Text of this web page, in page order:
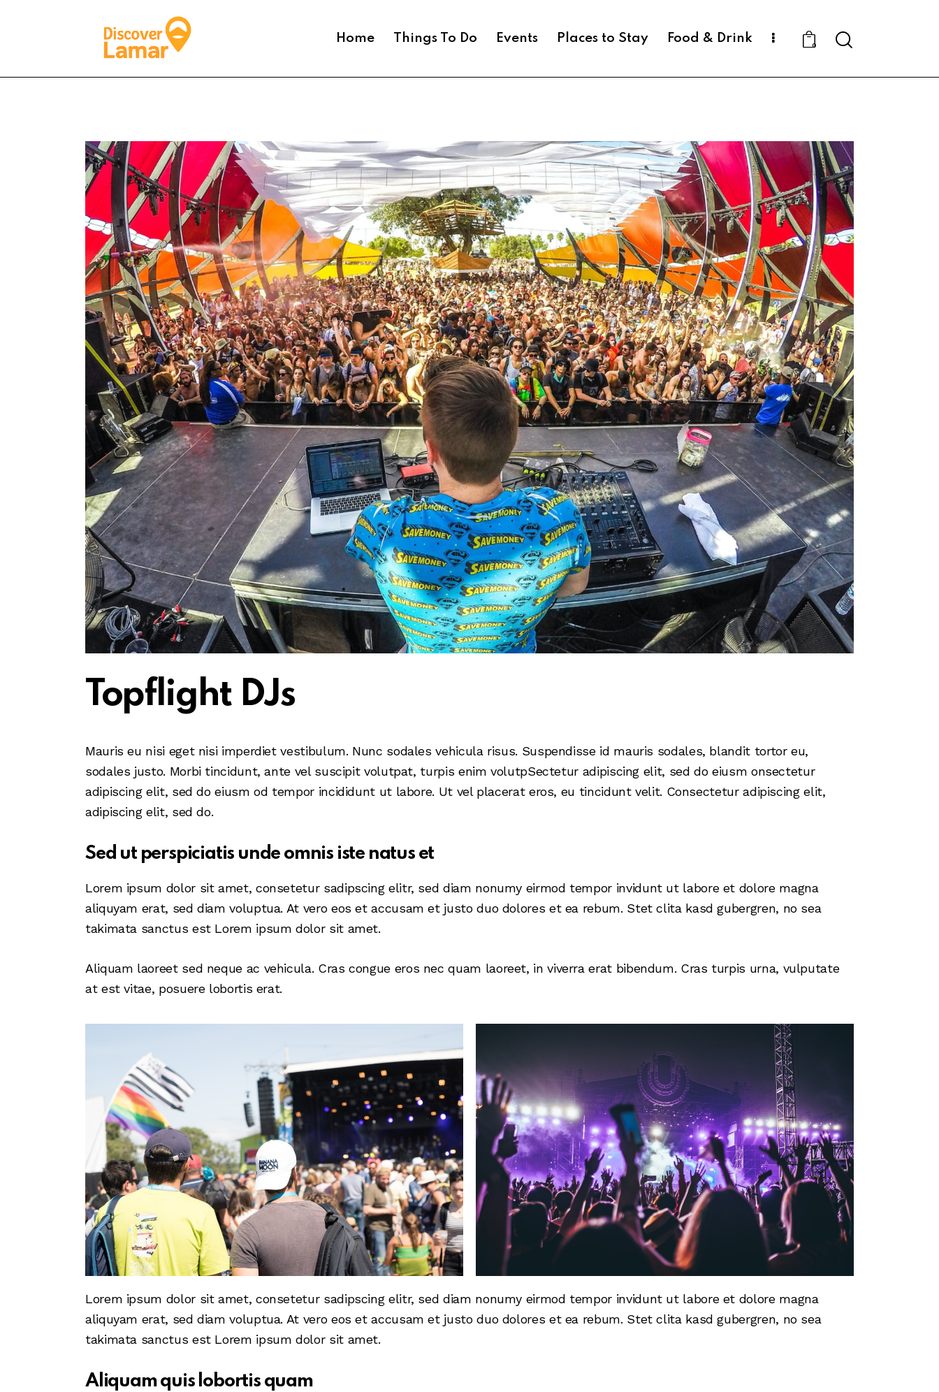
Home Things To Do Events Places to Stay Food & Drink 0 Search
Topflight DJs
Mauris eu nisi eget nisi imperdiet vestibulum. Nunc sodales vehicula risus. Suspendisse id mauris sodales, blandit tortor eu,
sodales justo. Morbi tincidunt, ante vel suscipit volutpat, turpis enim volutpSectetur adipiscing elit, sed do eiusm onsectetur
adipiscing elit, sed do eiusm od tempor incididunt ut labore. Ut vel placerat eros, eu tincidunt velit. Consectetur adipiscing elit,
adipiscing elit, sed do.
Sed ut perspiciatis unde omnis iste natus et
Lorem ipsum dolor sit amet, consetetur sadipscing elitr, sed diam nonumy eirmod tempor invidunt ut labore et dolore magna
aliquyam erat, sed diam voluptua. At vero eos et accusam et justo duo dolores et ea rebum. Stet clita kasd gubergren, no sea
takimata sanctus est Lorem ipsum dolor sit amet.
Aliquam laoreet sed neque ac vehicula. Cras congue eros nec quam laoreet, in viverra erat bibendum. Cras turpis urna, vulputate
at est vitae, posuere lobortis erat.
Lorem ipsum dolor sit amet, consetetur sadipscing elitr, sed diam nonumy eirmod tempor invidunt ut labore et dolore magna
aliquyam erat, sed diam voluptua. At vero eos et accusam et justo duo dolores et ea rebum. Stet clita kasd gubergren, no sea
takimata sanctus est Lorem ipsum dolor sit amet.
Aliquam quis lobortis quam